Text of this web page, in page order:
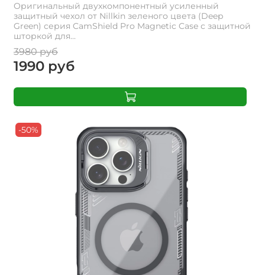
Оригинальный двухкомпонентный усиленный
защитный чехол от Nillkin зеленого цвета (Deep
Green) серия CamShield Pro Magnetic Case с защитной
шторкой для...
3980 руб
1990 руб
-50%